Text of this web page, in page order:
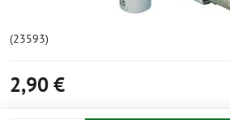
(23593)
2,90 €